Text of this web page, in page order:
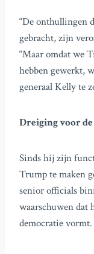
“De onthullingen
gebracht, zijn
“Maar omdat we
hebben gewerkt,
generaal Kelly te
Dreiging voor
Sinds hij zijn
Trump te maken
senior officials
waarschuwen dat
democratie vormt.